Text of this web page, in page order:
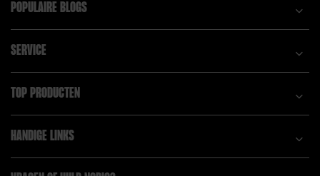
POPULAIRE BLOGS
SERVICE
TOP PRODUCTEN
HANDIGE LINKS